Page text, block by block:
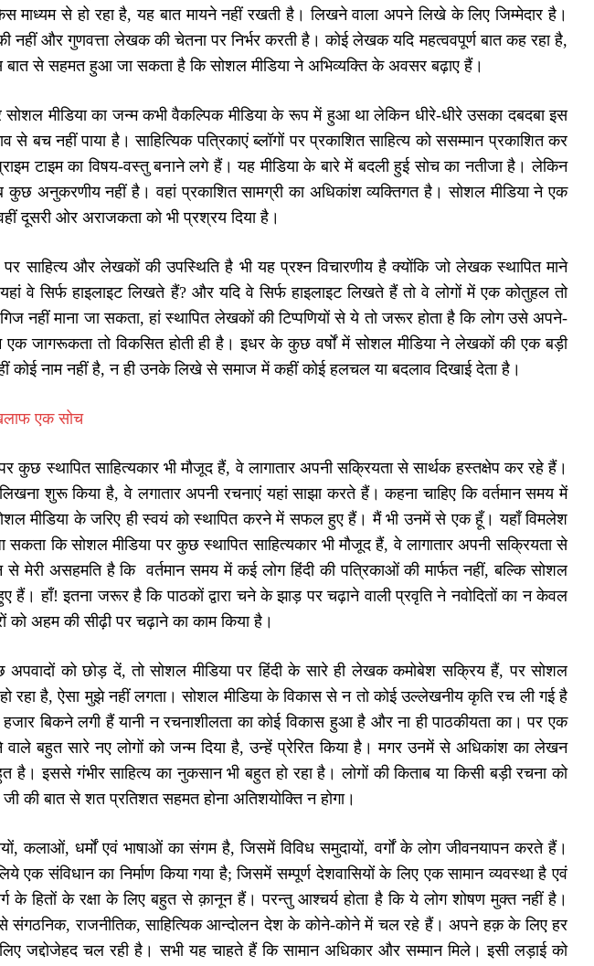
से हो रहा है, यह बात मायने नहीं रखती है। लिखने वाला अपने लिखे के लिए जिम्मेदार है।
और गुणवत्ता लेखक की चेतना पर निर्भर करती है। कोई लेखक यदि महत्ववपूर्ण बात कह रहा है,
बात से सहमत हुआ जा सकता है कि सोशल मीडिया ने अभिव्यक्ति के अवसर बढ़ाए हैं।
मीडिया का जन्म कभी वैकल्पिक मीडिया के रूप में हुआ था लेकिन धीरे-धीरे उसका दबदबा इस
से बच नहीं पाया है। साहित्यिक पत्रिकाएं ब्लॉगों पर प्रकाशित साहित्य को ससम्मान प्रकाशित कर
टाइम का विषय-वस्तु बनाने लगे हैं। यह मीडिया के बारे में बदली हुई सोच का नतीजा है। लेकिन
कुछ अनुकरणीय नहीं है। वहां प्रकाशित सामग्री का अधिकांश व्यक्तिगत है। सोशल मीडिया ने एक
दूसरी ओर अराजकता को भी प्रश्रय दिया है।
साहित्य और लेखकों की उपस्थिति है भी यह प्रश्न विचारणीय है क्योंकि जो लेखक स्थापित माने
वे सिर्फ हाइलाइट लिखते हैं? और यदि वे सिर्फ हाइलाइट लिखते हैं तो वे लोगों में एक कोतुहल तो
नहीं माना जा सकता, हां स्थापित लेखकों की टिप्पणियों से ये तो जरूर होता है कि लोग उसे अपने-
जागरूकता तो विकसित होती ही है। इधर के कुछ वर्षों में सोशल मीडिया ने लेखकों की एक बड़ी
कोई नाम नहीं है, न ही उनके लिखे से समाज में कहीं कोई हलचल या बदलाव दिखाई देता है।
एक सोच
कुछ स्थापित साहित्यकार भी मौजूद हैं, वे लागातार अपनी सक्रियता से सार्थक हस्तक्षेप कर रहे हैं।
शुरू किया है, वे लगातार अपनी रचनाएं यहां साझा करते हैं। कहना चाहिए कि वर्तमान समय में
मीडिया के जरिए ही स्वयं को स्थापित करने में सफल हुए हैं। मैं भी उनमें से एक हूँ। यहाँ विमलेश
कि सोशल मीडिया पर कुछ स्थापित साहित्यकार भी मौजूद हैं, वे लागातार अपनी सक्रियता से
असहमति है कि वर्तमान समय में कई लोग हिंदी की पत्रिकाओं की मार्फत नहीं, बल्कि सोशल
हाँ! इतना जरूर है कि पाठकों द्वारा चने के झाड़ पर चढ़ाने वाली प्रवृति ने नवोदितों का न केवल
को अहम की सीढ़ी पर चढ़ाने का काम किया है।
अपवादों को छोड़ दें, तो सोशल मीडिया पर हिंदी के सारे ही लेखक कमोबेश सक्रिय हैं, पर सोशल
रहा है, ऐसा मुझे नहीं लगता। सोशल मीडिया के विकास से न तो कोई उल्लेखनीय कृति रच ली गई है
हजार बिकने लगी हैं यानी न रचनाशीलता का कोई विकास हुआ है और ना ही पाठकीयता का। पर एक
वाले बहुत सारे नए लोगों को जन्म दिया है, उन्हें प्रेरित किया है। मगर उनमें से अधिकांश का लेखन
है। इससे गंभीर साहित्य का नुकसान भी बहुत हो रहा है। लोगों की किताब या किसी बड़ी रचना को
की बात से शत प्रतिशत सहमत होना अतिशयोक्ति न होगा।
कलाओं, धर्मों एवं भाषाओं का संगम है, जिसमें विविध समुदायों, वर्गों के लोग जीवनयापन करते हैं।
संविधान का निर्माण किया गया है; जिसमें सम्पूर्ण देशवासियों के लिए एक सामान व्यवस्था है एवं
के हितों के रक्षा के लिए बहुत से क़ानून हैं। परन्तु आश्चर्य होता है कि ये लोग शोषण मुक्त नहीं है।
संगठनिक, राजनीतिक, साहित्यिक आन्दोलन देश के कोने-कोने में चल रहे हैं। अपने हक़ के लिए हर
जद्दोजेहद चल रही है। सभी यह चाहते हैं कि सामान अधिकार और सम्मान मिले। इसी लड़ाई को